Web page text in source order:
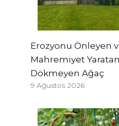
Erozyonu Önleyen
Mahremiyet
Dökmeyen Ağaç
9 Ağustos 2026